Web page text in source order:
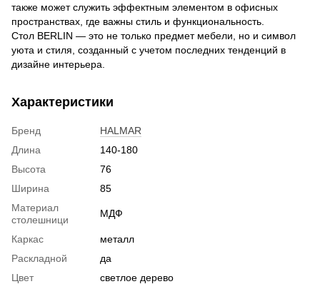
также может служить эффектным элементом в офисных
пространствах, где важны стиль и функциональность.
Стол BERLIN — это не только предмет мебели, но и символ
уюта и стиля, созданный с учетом последних тенденций в
дизайне интерьера.
Характеристики
Бренд
HALMAR
Длина
140-180
Высота
76
Ширина
85
Материал
столешници
МДФ
Каркас
металл
Раскладной
да
Цвет
светлое дерево